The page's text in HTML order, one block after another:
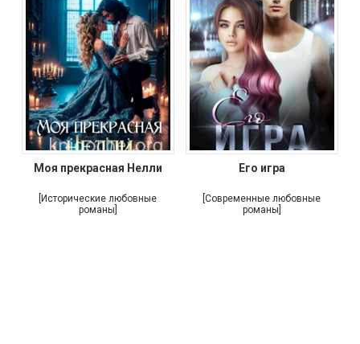
Моя прекрасная Нелли
[Исторические любовные
романы]
Его игра
[Современные любовные
романы]